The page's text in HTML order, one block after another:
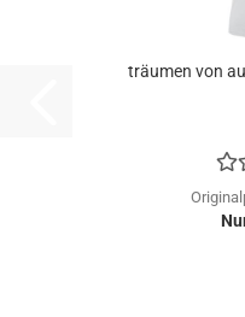
träumen von